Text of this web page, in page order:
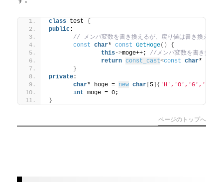
class test {
public:
// メンバ変数を書き換えるが、戻り値は書き換え不可
const
char* const GetHoge()
{
this->moge++; //メンバ変数を書き換える
return const_cast<const char*
}
private:
char* hoge = new char 5 ]{ 'H' , 'O' , 'G' , 'E'
int moge = 0;
}
ページのトップへ